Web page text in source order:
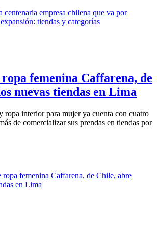
femenina Caffarena, de
nuevas tiendas en Lima
ropa interior para mujer ya cuenta con cuatro
de comercializar sus prendas en tiendas por